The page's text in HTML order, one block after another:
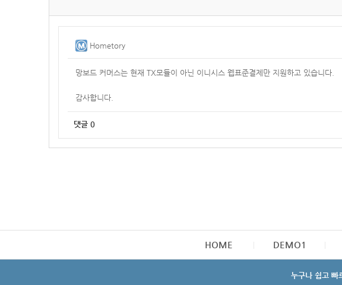
Hometory
망보드 커머스는 현재 TX모듈이 아닌 이니시스 웹표준결제만 지원하고 있습니다.
감사합니다.
댓글 0
HOME DEMO1
누구나 쉽고 빠